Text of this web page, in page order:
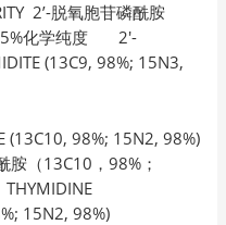
2’-脱氧胞苷磷酰胺
化学纯度 2′-
(13C9, 98%; 15N3,
(13C10, 98%; 15N2, 98%)
胺（13C10，98%；
15N2, 98%)